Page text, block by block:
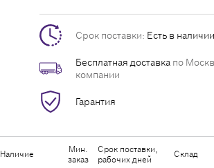
Срок поставки: Есть в наличии
Бесплатная доставка по
компании
Гарантия
Наличие
Мин.
заказ
Срок поставки,
рабочих дней
Склад